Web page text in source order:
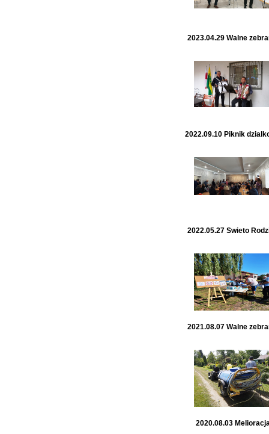
2023.04.29 Walne
2022.09.10 Piknik
2022.05.27 Swieto
2021.08.07 Walne
2020.08.03